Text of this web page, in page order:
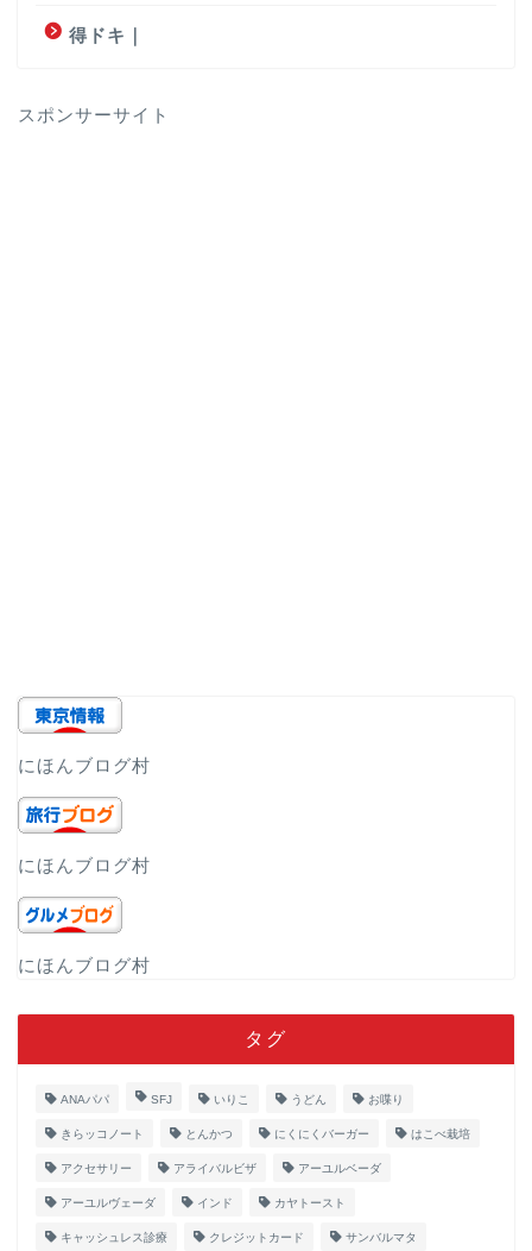
得ドキ｜
スポンサーサイト
にほんブログ村
にほんブログ村
にほんブログ村
タグ
ANAパパ SFJ いりこ うどん お喋り
きらッコノート とんかつ にくにくバーガー はこべ栽培
アクセサリー アライバルビザ アーユルベーダ
アーユルヴェーダ インド カヤトースト
キャッシュレス診療 クレジットカード サンバルマタ